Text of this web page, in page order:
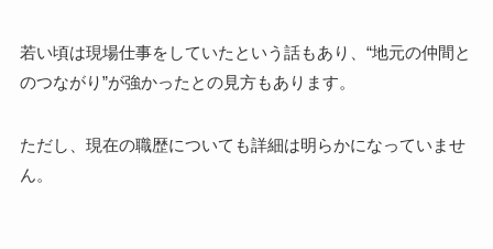
若い頃は現場仕事をしていたという話もあり、“地元の仲間と
のつながり”が強かったとの見方もあります。
ただし、現在の職歴についても詳細は明らかになっていませ
ん。